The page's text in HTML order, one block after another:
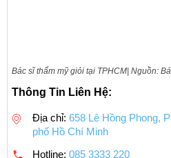
Bác sĩ thẩm mỹ giỏi tại TPHCM| Nguồn:
Thông Tin Liên Hệ:
Địa chỉ: 658 Lê Hồng Phong,
phố Hồ Chí Minh
Hotline: 085 3333 220